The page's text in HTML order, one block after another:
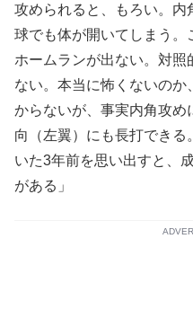
攻められると、もろい。内
球でも体が開いてしまう。
ホームランが出ない。対
ない。本当に怖くないの
からないが、事実内角攻
向（左翼）にも長打できる
いた3年前を思い出すと、
がある」